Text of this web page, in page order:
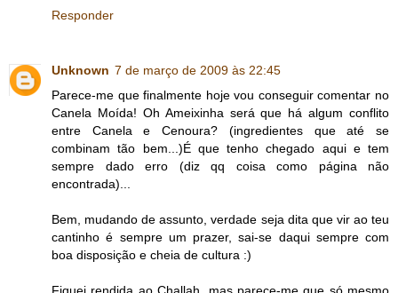
Responder
Unknown 7 de março de 2009 às 22:45
Parece-me que finalmente hoje vou conseguir comentar no
Canela Moída! Oh Ameixinha será que há algum conflito
entre Canela e Cenoura? (ingredientes que até se
combinam tão bem...)É que tenho chegado aqui e tem
sempre dado erro (diz qq coisa como página não
encontrada)...
Bem, mudando de assunto, verdade seja dita que vir ao teu
cantinho é sempre um prazer, sai-se daqui sempre com
boa disposição e cheia de cultura :)
Fiquei rendida ao Challah, mas parece-me que só mesmo